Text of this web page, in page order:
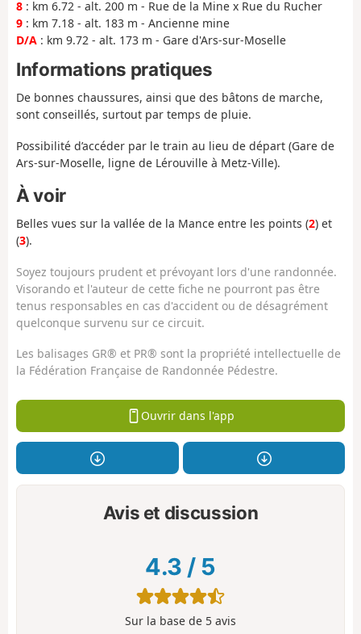
8 : km 6.72 - alt. 200 m - Rue de la Mine x Rue du Rucher
9 : km 7.18 - alt. 183 m - Ancienne mine
D/A : km 9.72 - alt. 173 m - Gare d'Ars-sur-Moselle
Informations pratiques
De bonnes chaussures, ainsi que des bâtons de marche,
sont conseillés, surtout par temps de pluie.
Possibilité d’accéder par le train au lieu de départ (Gare de
Ars-sur-Moselle, ligne de Lérouville à Metz-Ville).
À voir
Belles vues sur la vallée de la Mance entre les points (2) et
(3).
Soyez toujours prudent et prévoyant lors d'une randonnée.
Visorando et l'auteur de cette fiche ne pourront pas être
tenus responsables en cas d'accident ou de désagrément
quelconque survenu sur ce circuit.
Les balisages GR® et PR® sont la propriété intellectuelle de
la Fédération Française de Randonnée Pédestre.
Ouvrir dans l'app
Avis et discussion
4.3 / 5
Sur la base de 5 avis